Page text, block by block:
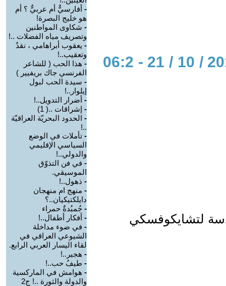
الحوار المتمدن-العدد: 4252 - 2013 / 10 / 21 - 06:2
لتشايكوفسكي
- أفارسيٌّ أم عربيٌّ ؟ أم
هو خليج البصرة!
- شكاوى المواطنين
وتصريف مياه الفضلات ..!
- يعقوب أبراهامي ، نقدٌ
وتعقيب..!
- هذا الحب ( للشاعر
الفرنسي جاك بريفيير )
- سيدة الحب لبول
إيلوار..!
- أضرار التدويل..!
- إشراقات ..( 1)
- الحدود البحريّة العراقيّة
..!
- تأملات في الوضع
السياسي الإقليمي
والدولي..!
- في فن التذوّق
الموسيقي.
- ذهول..!
- منهج ام منهجان
دايلكتيكيان..؟
- جُمبُدةٌ حمراء
- أفكار أطفال..!
- في ضوء مداخلة
الشيوعي العراقي في
لقاء اليسار العربي الرابع.
- هجير..!
- طيفُ حب..!
- هوامش في الماركسية
والدولة والثورة ..! ج2